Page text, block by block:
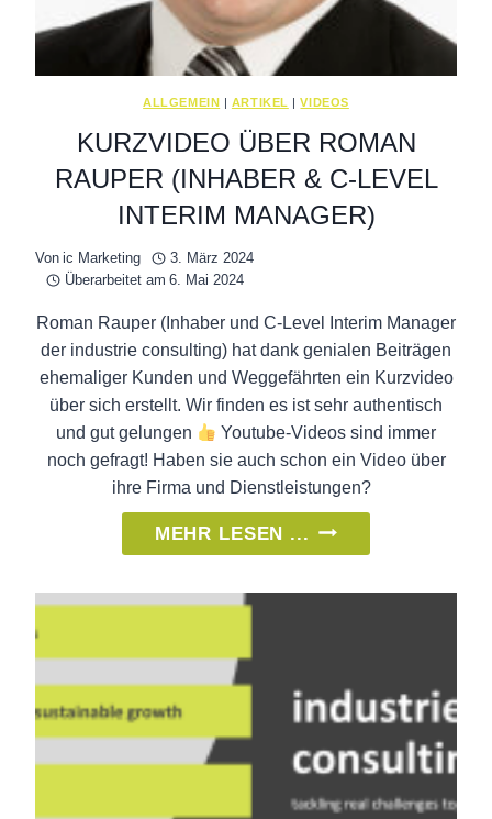
ALLGEMEIN | ARTIKEL |VIDEOS
KURZVIDEO ÜBER ROMAN
RAUPER (INHABER & C-LEVEL
INTERIM MANAGER)
Von ic Marketing
3. März 2024
Überarbeitet am 6. Mai 2024
Roman Rauper (Inhaber und C-Level Interim Manager
der industrie consulting) hat dank genialen Beiträgen
ehemaliger Kunden und Weggefährten ein Kurzvideo
über sich erstellt. Wir finden es ist sehr authentisch
und gut gelungen
Youtube-Videos sind immer
noch gefragt! Haben sie auch schon ein Video über
ihre Firma und Dienstleistungen?
MEHR LESEN ... KURZVIDEO
ÜBER
ROMAN
C-
INTERIM
MANAGER)